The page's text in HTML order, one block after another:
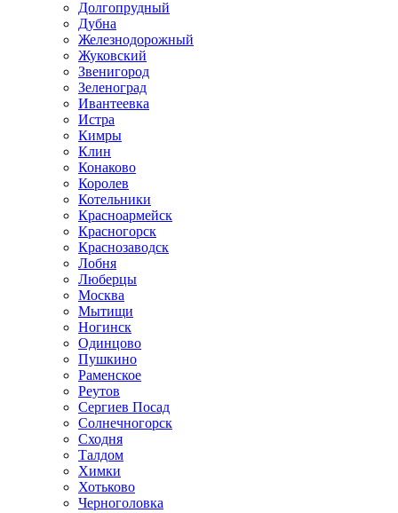
Долгопрудный
Дубна
Железнодорожный
Жуковский
Звенигород
Зеленоград
Ивантеевка
Истра
Кимры
Клин
Конаково
Королев
Котельники
Красноармейск
Красногорск
Краснозаводск
Лобня
Люберцы
Москва
Мытищи
Ногинск
Одинцово
Пушкино
Раменское
Реутов
Сергиев Посад
Солнечногорск
Сходня
Талдом
Химки
Хотьково
Черноголовка